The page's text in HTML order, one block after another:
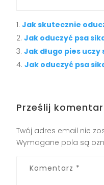
Jak skutecznie
Jak oduczyć psa
Jak długo pies
Jak oduczyć psa
Prześlij
Twój adres email nie
Wymagane pola są